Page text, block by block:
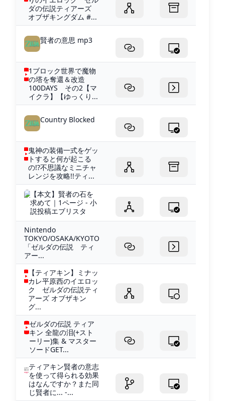
ダの伝説ティアーズ
オブザキングダム #...
賢者の意思 mp3
1ブロック世界で魔物
の塔を奪還＆改造
100DAYS その2【マ
イクラ】【ゆっくり...
Country Blocked
鬼神の装備一式をゲッ
トすると何が起こる
の!?不思議なミニチャ
レンジを攻略!!ティ...
【本文】賢者の石を
求めて｜1ページ - 小
説投稿エブリスタ
Nintendo
TOKYO/OSAKA/KYOTO
「ゼルダの伝説 ティ
アー...
【ティアキン】ミナッ
カレ平原西のイエロッ
ク ゼルダの伝説ティ
アーズ オブザキン
グ...
ゼルダの伝説 ティア
キン 全龍の泪(+スト
ーリー)集 & マスター
ソードGET...
ティアキン賢者の意志
を使って得られる効果
はなんですか？また同
じ賢者に... -...